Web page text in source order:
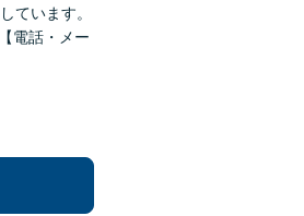
ています。
電話・メー